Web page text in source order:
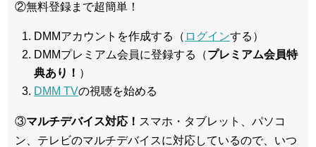
②無料登録まで超簡単！
DMMアカウントを作成する（ ログインする）
DMMプレミアム会員に登録する（プレミアム会員特
典あり！ ）
DMM TVの視聴を始める
③マルチデバイス対応！ スマホ・タブレット、パソコ
ン、テレビのマルチデバイスに対応しているので、いつ